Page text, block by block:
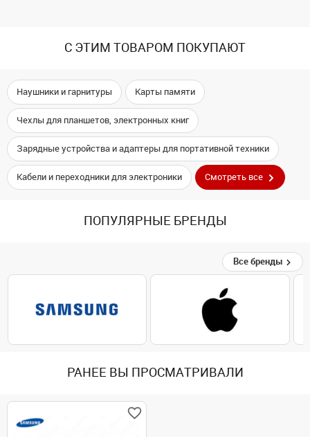
С ЭТИМ ТОВАРОМ ПОКУПАЮТ
Наушники и гарнитуры Карты памяти
Чехлы для планшетов, электронных книг
Зарядные устройства и адаптеры для портативной техники
Кабели и переходники для электроники Смотреть все
ПОПУЛЯРНЫЕ БРЕНДЫ
Все бренды
РАНЕЕ ВЫ ПРОСМАТРИВАЛИ